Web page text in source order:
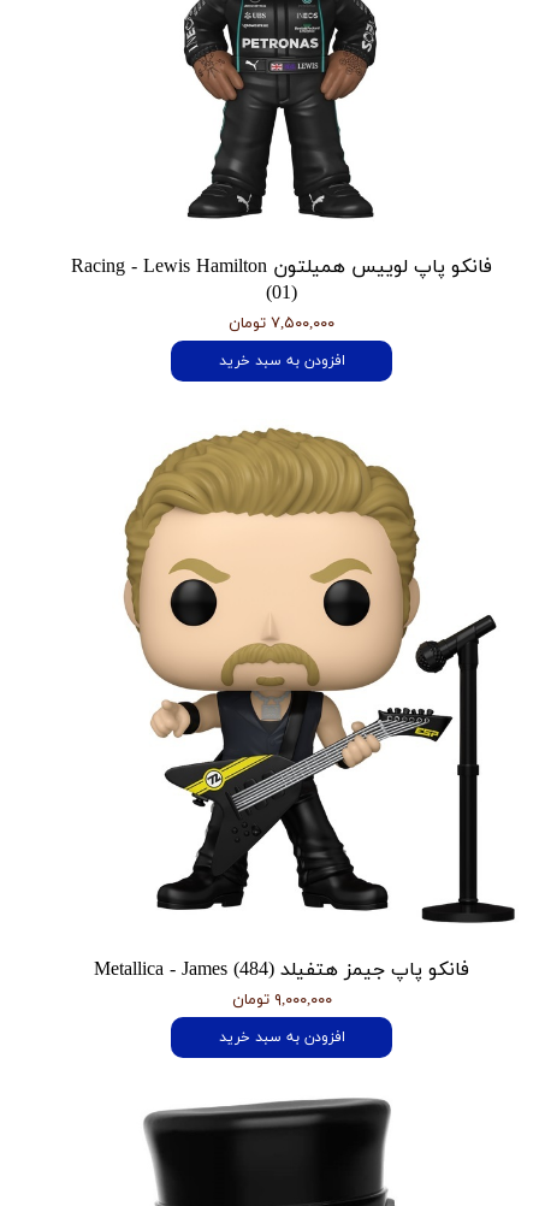
فانکو پاپ لوییس همیلتون Racing - Lewis Hamilton
(01)
۷,۵۰۰,۰۰۰ تومان
افزودن به سبد خرید
فانکو پاپ جیمز هتفیلد Metallica - James (484)
۹,۰۰۰,۰۰۰ تومان
افزودن به سبد خرید